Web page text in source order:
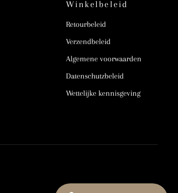
Winkelbeleid
Retourbeleid
Verzendbeleid
Algemene voorwaarden
Datenschutzbeleid
Wettelijke kennisgeving
SpracheWährung